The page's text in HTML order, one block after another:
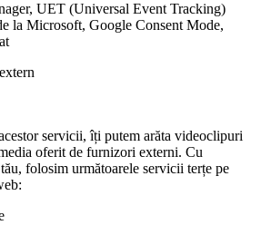
UET (Universal Event Tracking)
la Microsoft, Google Consent Mode,
servicii, îți putem arăta videoclipuri
oferit de furnizori externi. Cu
folosim următoarele servicii terțe pe